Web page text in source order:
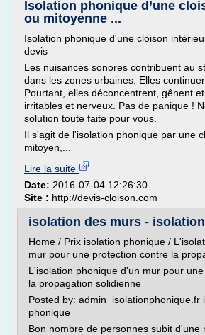
Isolation phonique d’une
ou mitoyenne ...
Isolation phonique d'une cloison
devis
Les nuisances sonores contribuent au
dans les zones urbaines. Elles
Pourtant, elles déconcentrent, gênent
irritables et nerveux. Pas de panique !
solution toute faite pour vous.
Il s'agit de l'isolation phonique par une
mitoyen,...
Lire la suite
Date: 2016-07-04 12:26:30
Site : http://devis-cloison.com
isolation des murs -
Home / Prix isolation phonique /
mur pour une protection contre la
L'isolation phonique d'un mur pour
la propagation solidienne
Posted by: admin_isolationphonique.fr
phonique
Bon nombre de personnes subit d'une